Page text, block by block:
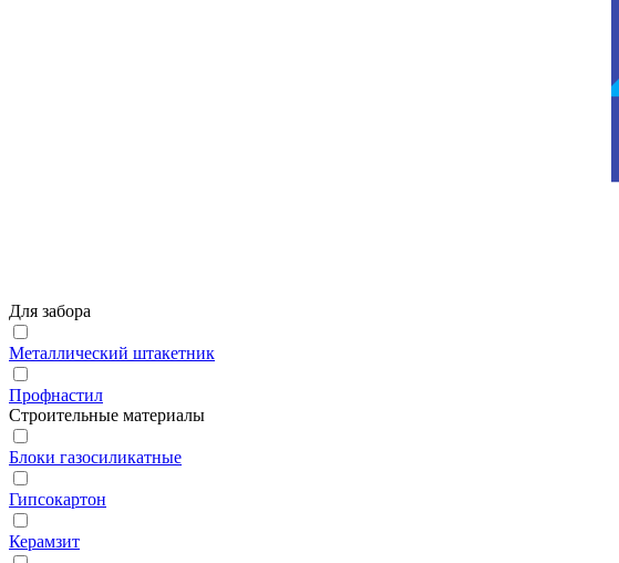
Для забора
Металлический штакетник
Профнастил
Строительные материалы
Блоки газосиликатные
Гипсокартон
Керамзит